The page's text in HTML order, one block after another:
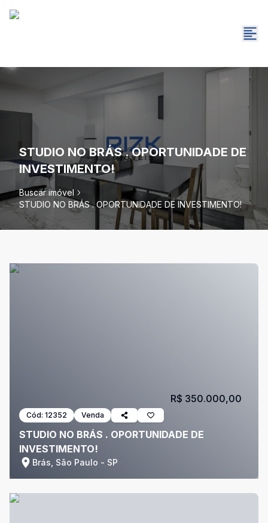
STUDIO NO BRÁS . OPORTUNIDADE DE
INVESTIMENTO!
Buscar imóvel
STUDIO NO BRÁS . OPORTUNIDADE DE INVESTIMENTO!
Cód: 12352 Venda
STUDIO NO BRÁS . OPORTUNIDADE DE
INVESTIMENTO!
Brás, São Paulo - SP
R$ 350.000,00